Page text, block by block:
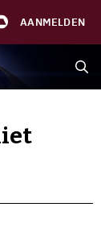
AANMELDEN